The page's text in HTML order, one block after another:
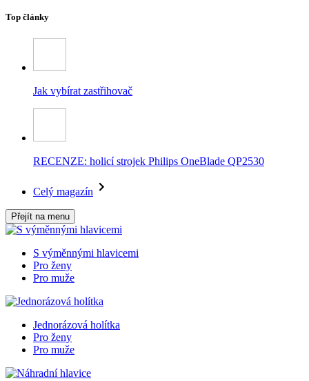
Top články
Jak vybírat zastřihovač
RECENZE: holicí strojek Philips OneBlade QP2530
Celý magazín
Přejít na menu
S výměnnými hlavicemi
Pro ženy
Pro muže
Jednorázová holítka
Pro ženy
Pro muže